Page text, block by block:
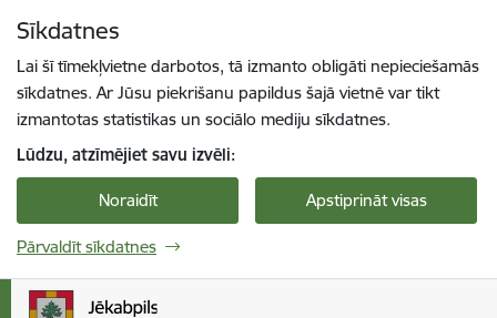
Sīkdatnes
Lai šī tīmekļvietne darbotos, tā izmanto obligāti nepieciešamās
sīkdatnes. Ar Jūsu piekrišanu papildus šajā vietnē var tikt
izmantotas statistikas un sociālo mediju sīkdatnes.
Lūdzu, atzīmējiet savu izvēli:
Noraidīt Apstiprināt visas
Pārvaldīt sīkdatnes